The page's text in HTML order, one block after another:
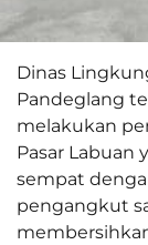
Dinas
Pandeglang
melakukan
Pasar Labuan
sempat
pengangkut